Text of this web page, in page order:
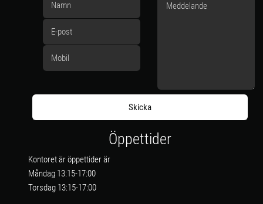
Öppettider
Kontoret är öppettider är
Måndag 13:15-17:00
Torsdag 13:15-17:00